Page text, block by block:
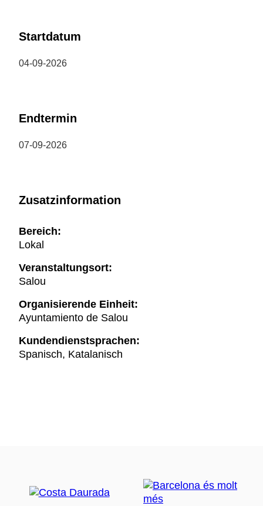
Startdatum
04-09-2026
Endtermin
07-09-2026
Zusatzinformation
Bereich:
Lokal
Veranstaltungsort:
Salou
Organisierende Einheit:
Ayuntamiento de Salou
Kundendienstsprachen:
Spanisch, Katalanisch